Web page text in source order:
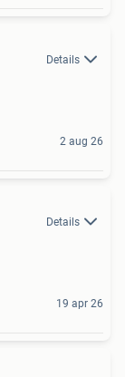
Details
2 aug 26
Details
19 apr 26